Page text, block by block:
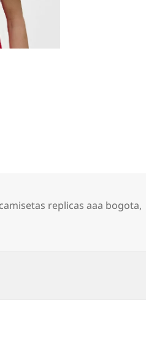
camisetas replicas aaa bogota,